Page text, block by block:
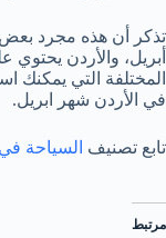
تذكر أن هذه مجرد بعض
أبريل، والأردن يحتوي
المختلفة التي يمكنك
في الأردن شهر ابريل.
تابع تصنيف السياحة
مرتبط